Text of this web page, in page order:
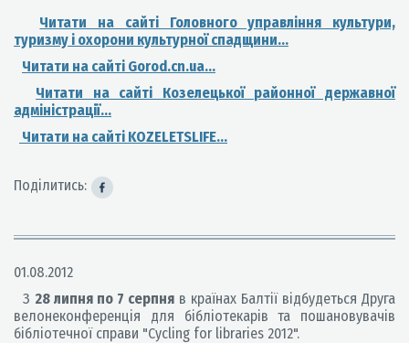
Читати на сайті Головного управління культури,
туризму і охорони культурної спадщини...
Читати на сайті Gorod.cn.ua...
Читати на сайті Козелецької районної державної
адміністрації...
Читати на сайті KOZELETSLIFE...
Поділитись:
01.08.2012
З 28 липня по 7 серпня в країнах Балтії відбудеться Друга
велонеконференція для бібліотекарів та пошановувачів
бібліотечної справи "Cycling for libraries 2012".